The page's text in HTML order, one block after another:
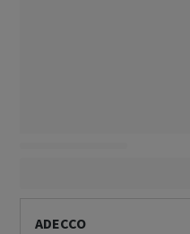
ADECCO